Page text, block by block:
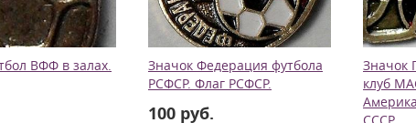
ВФФ в залах.
Значок Федерация футбола
РСФСР. Флаг РСФСР.
100 руб.
Значок
клуб